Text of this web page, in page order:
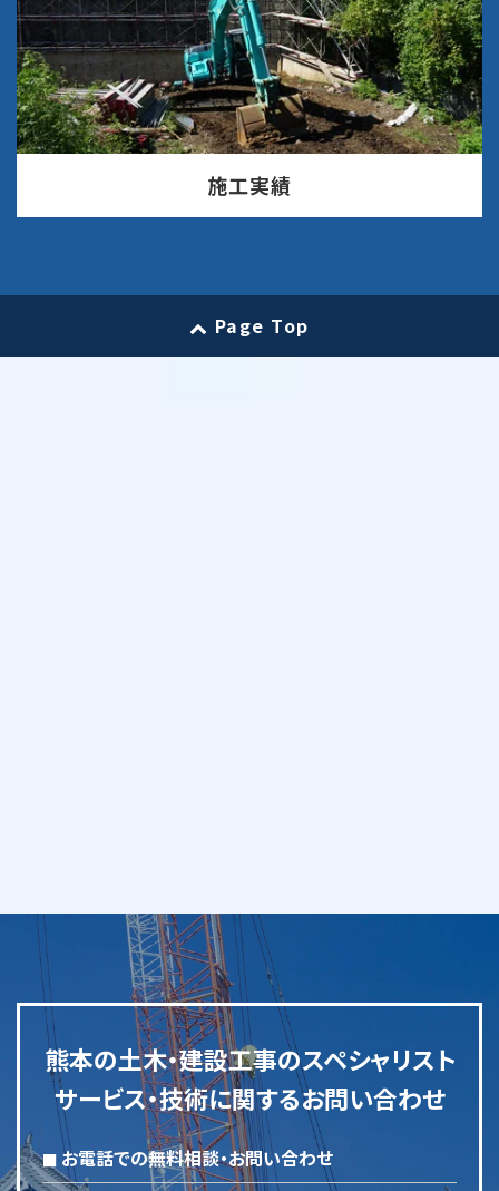
施工実績
Page Top
熊本の土木・建設工事のスペシャリスト
サービス・技術に関するお問い合わせ
お電話での無料相談・お問い合わせ